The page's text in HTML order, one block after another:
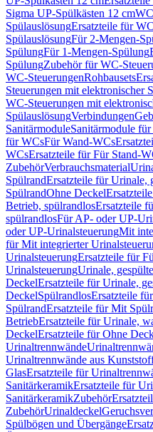
Sigma UP-Spülkästen 12 cm
SpülauslösungErsatzteile für
SpülauslösungFür 2-Mengen-
SpülungFür 1-Mengen-Spülung
SpülungZubehör für WC-
WC-SteuerungenRohbausets
Steuerungen mit elektronischer
WC-Steuerungen mit
SpülauslösungVerbindungen
SanitärmoduleSanitärmodule
für WCsFür Wand-WCs
WCsErsatzteile für Für Stand-
ZubehörVerbrauchsmaterial
SpülrandErsatzteile für Urinale,
SpülrandOhne Deckel
Betrieb, spülrandlosErsatzteile
spülrandlosFür AP- oder UP-
oder UP-UrinalsteuerungMit
für Mit integrierter
UrinalsteuerungErsatzteile für
UrinalsteuerungUrinale,
DeckelErsatzteile für Urinale,
DeckelSpülrandlosErsatzteile
SpülrandErsatzteile für Mit
BetriebErsatzteile für Urinale,
DeckelErsatzteile für Ohne
Urinaltrennwände
Urinaltrennwände aus
GlasErsatzteile für
SanitärkeramikErsatzteile für
SanitärkeramikZubehör
ZubehörUrinaldeckel
Spülbögen und Übergänge